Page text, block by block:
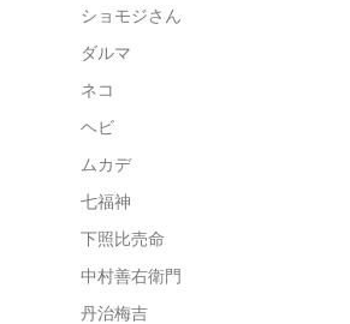
ショモジさん
ダルマ
ネコ
ヘビ
ムカデ
七福神
下照比売命
中村善右衛門
丹治梅吉